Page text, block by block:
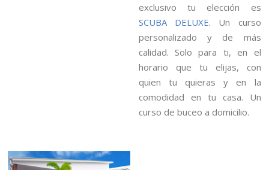
exclusivo tu elección es
SCUBA DELUXE. Un curso
personalizado y de más
calidad. Solo para ti, en el
horario que tu elijas, con
quien tu quieras y en la
comodidad en tu casa. Un
curso de buceo a domicilio.